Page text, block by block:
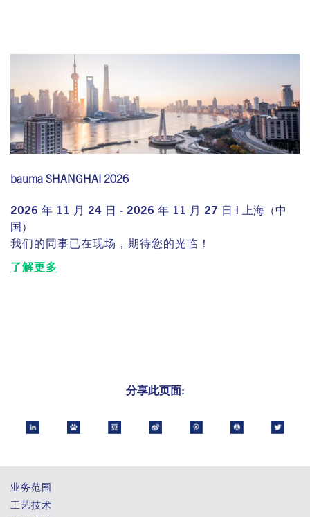
bauma SHANGHAI 2026
2026 年 11 月 24 日 - 2026 年 11 月 27 日 | 上海（中
国）
我们的同事已在现场，期待您的光临！
了解更多
分享此页面:
业务范围
工艺技术